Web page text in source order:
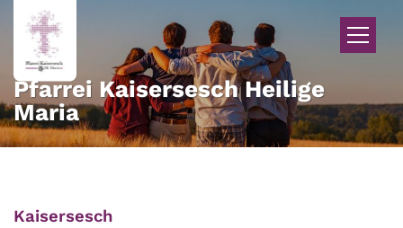
Zum Inhalt springen
Pfarrei Kaisersesch Heilige
Maria
Kaisersesch